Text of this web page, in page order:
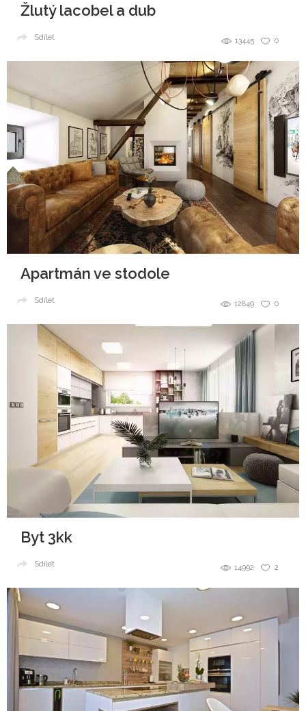
Žlutý lacobel a dub
0
13445
Sdílet
Apartmán ve stodole
0
12849
Sdílet
Byt 3kk
2
14992
Sdílet